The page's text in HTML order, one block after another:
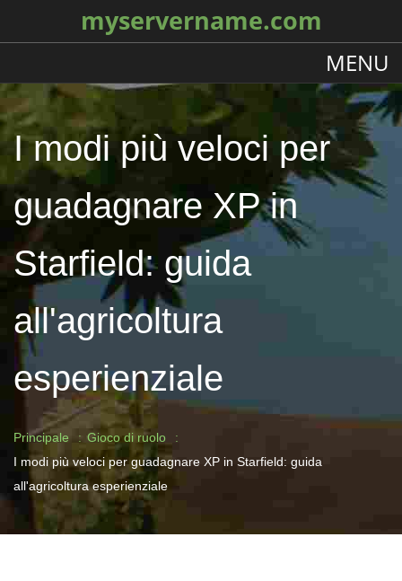
myservername.com
MENU
I modi più veloci per
guadagnare XP in
Starfield: guida
all'agricoltura
esperienziale
Principale
Gioco di ruolo
I modi più veloci per guadagnare XP in Starfield: guida
all'agricoltura esperienziale